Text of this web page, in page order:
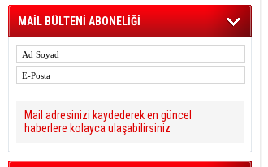
MAİL BÜLTENİ ABONELİĞİ
Mail adresinizi kaydederek en güncel
haberlere kolayca ulaşabilirsiniz